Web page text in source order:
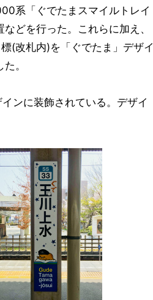
系「ぐでたまスマイルトレイ
どを行った。これらに加え、
(改札内)を「ぐでたま」デザイ
。
ンに装飾されている。デザイ